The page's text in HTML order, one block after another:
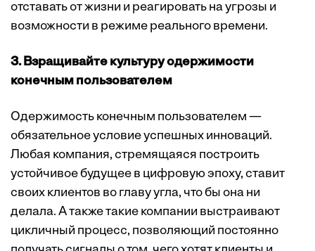
отставать от жизни и реагировать на угрозы и
возможности в режиме реального времени.
3. Взращивайте культуру одержимости
конечным пользователем
Одержимость конечным пользователем —
обязательное условие успешных инноваций.
Любая компания, стремящаяся построить
устойчивое будущее в цифровую эпоху, ставит
своих клиентов во главу угла, что бы она ни
делала. А также такие компании выстраивают
цикличный процесс, позволяющий постоянно